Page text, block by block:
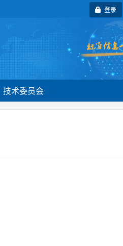
登录
技术委员会